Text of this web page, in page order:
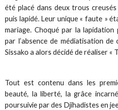
été placé dans deux trous
puis lapidé. Leur unique « faute »
mariage. Choqué par la lapidation
par l’absence de médiatisation
Sissako a alors décidé de réaliser «
Tout est contenu dans les
beauté, la liberté, la grâce
poursuivie par des Djihadistes en